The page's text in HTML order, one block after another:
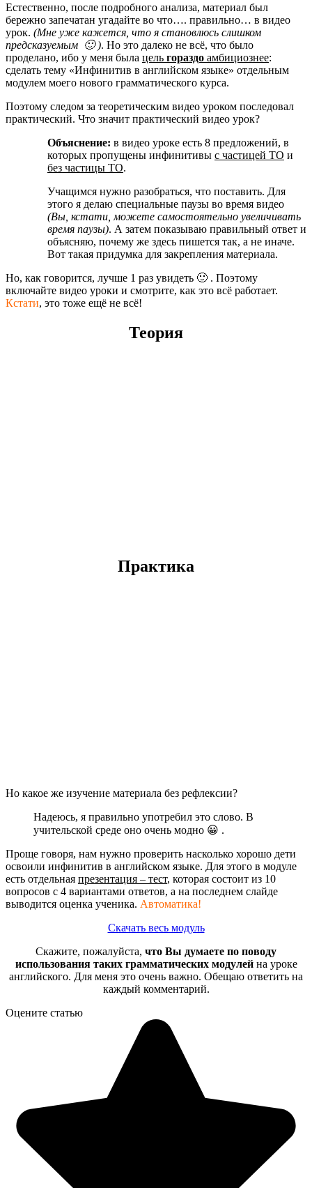
Естественно, после подробного анализа, материал был
бережно запечатан угадайте во что…. правильно… в видео
урок. (Мне уже кажется, что я становлюсь слишком
предсказуемым 🙂 ). Но это далеко не всё, что было
проделано, ибо у меня была цель гораздо амбициознее:
сделать тему «Инфинитив в английском языке» отдельным
модулем моего нового грамматического курса.
Поэтому следом за теоретическим видео уроком последовал
практический. Что значит практический видео урок?
Объяснение: в видео уроке есть 8 предложений, в
которых пропущены инфинитивы с частицей TO и
без частицы TO.
Учащимся нужно разобраться, что поставить. Для
этого я делаю специальные паузы во время видео
(Вы, кстати, можете самостоятельно увеличивать
время паузы). А затем показываю правильный ответ и
объясняю, почему же здесь пишется так, а не иначе.
Вот такая придумка для закрепления материала.
Но, как говорится, лучше 1 раз увидеть 🙂 . Поэтому
включайте видео уроки и смотрите, как это всё работает.
Кстати, это тоже ещё не всё!
Теория
Практика
Но какое же изучение материала без рефлексии?
Надеюсь, я правильно употребил это слово. В
учительской среде оно очень модно 😀 .
Проще говоря, нам нужно проверить насколько хорошо дети
освоили инфинитив в английском языке. Для этого в модуле
есть отдельная презентация – тест, которая состоит из 10
вопросов с 4 вариантами ответов, а на последнем слайде
выводится оценка ученика. Автоматика!
Скачать весь модуль
Скажите, пожалуйста, что Вы думаете по поводу
использования таких грамматических модулейна уроке
английского. Для меня это очень важно. Обещаю ответить на
каждый комментарий.
Оцените статью